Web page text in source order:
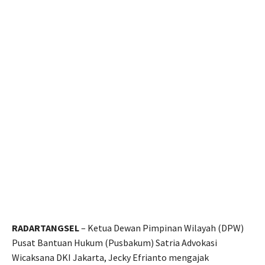
RADARTANGSEL– Ketua Dewan Pimpinan Wilayah (DPW)
Pusat Bantuan Hukum (Pusbakum) Satria Advokasi
Wicaksana DKI Jakarta, Jecky Efrianto mengajak